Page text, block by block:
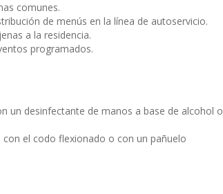
comunes.
de menús en la línea de autoservicio.
a la residencia.
programados.
un desinfectante de manos a base de alcohol o
el codo flexionado o con un pañuelo